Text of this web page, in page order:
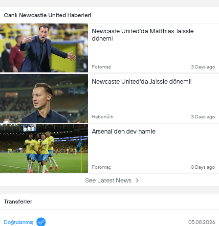
Canlı Newcastle United Haberleri
Newcaste United'da Matthias Jaissle
dönemi
Fotomaç 3 Days ago
Newcaste United'da Jaissle dönemi!
Habertürk 3 Days ago
Arsenal’den dev hamle
Fotomaç 8 Days ago
See Latest News
Transferler
Doğrulanmış 05.08.2026